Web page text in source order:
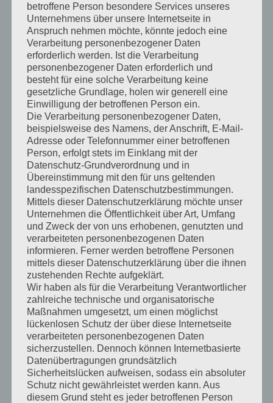
Künstler. Bei der Künstlerbörse am 27. und
28. Juni 2026 kann man die…
Kunstprojekt
Künstlerportraits
Kreis
Viersen:
Brigitte
Schmitz
weiterlesen
Kunstprojekt –
Künstlerportraits im
Kreis Viersen: Norbert
Bovie
Mein aktuelles Kunstprojekt beinhaltet
Künstlerportraits im Kreis Viersen: Norbert
Bovie Als Fotografin begleite ich
Künstler:innen im Moment des Schaffens
betroffene Person besondere Services unseres
Unternehmens über unsere Internetseite in
Anspruch nehmen möchte, könnte jedoch eine
Verarbeitung personenbezogener Daten
erforderlich werden. Ist die Verarbeitung
personenbezogener Daten erforderlich und
besteht für eine solche Verarbeitung keine
gesetzliche Grundlage, holen wir generell eine
Einwilligung der betroffenen Person ein.
Die Verarbeitung personenbezogener Daten,
beispielsweise des Namens, der Anschrift, E-Mail-
Adresse oder Telefonnummer einer betroffenen
Person, erfolgt stets im Einklang mit der
Datenschutz-Grundverordnung und in
Übereinstimmung mit den für uns geltenden
landesspezifischen Datenschutzbestimmungen.
Mittels dieser Datenschutzerklärung möchte unser
Unternehmen die Öffentlichkeit über Art, Umfang
und Zweck der von uns erhobenen, genutzten und
verarbeiteten personenbezogenen Daten
informieren. Ferner werden betroffene Personen
mittels dieser Datenschutzerklärung über die ihnen
zustehenden Rechte aufgeklärt.
Wir haben als für die Verarbeitung Verantwortlicher
zahlreiche technische und organisatorische
Maßnahmen umgesetzt, um einen möglichst
lückenlosen Schutz der über diese Internetseite
verarbeiteten personenbezogenen Daten
sicherzustellen. Dennoch können Internetbasierte
Datenübertragungen grundsätzlich
Sicherheitslücken aufweisen, sodass ein absoluter
Schutz nicht gewährleistet werden kann. Aus
diesem Grund steht es jeder betroffenen Person